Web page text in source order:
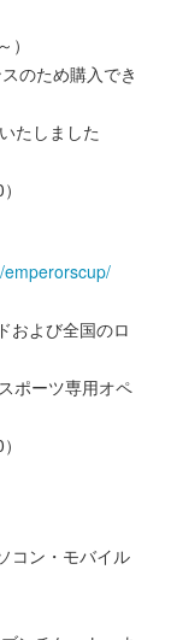
のため購入でき
たしました
および全国のロ
ポーツ専用オペ
コン・モバイル